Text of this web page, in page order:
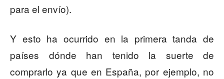
para el envío).
Y esto ha ocurrido en la primera tanda de
países dónde han tenido la suerte de
comprarlo ya que en España, por ejemplo, no